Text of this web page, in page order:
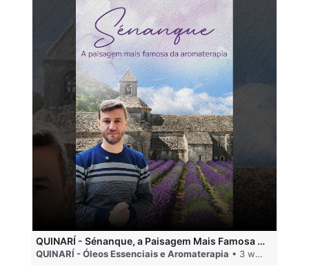
QUINARÍ - Sénanque, a Paisagem Mais Famosa da Aromaterapia
QUINARÍ - Óleos Essenciais e Aromaterapia • 3 weeks ago